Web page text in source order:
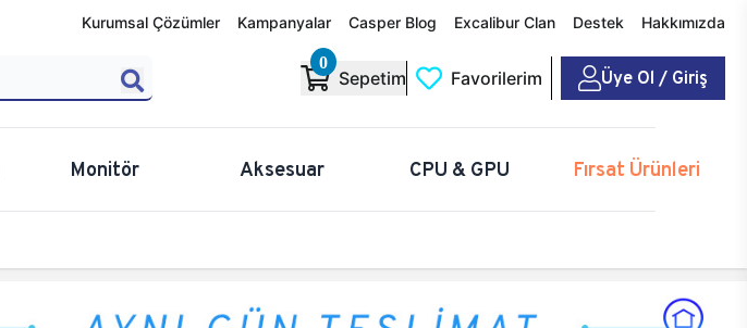
Kurumsal Çözümler Kampanyalar Casper Blog Excalibur Clan Destek Hakkımızda
0
Sepetim Favorilerim Üye Ol / Giriş
Monitör Aksesuar CPU & GPU Fırsat Ürünleri